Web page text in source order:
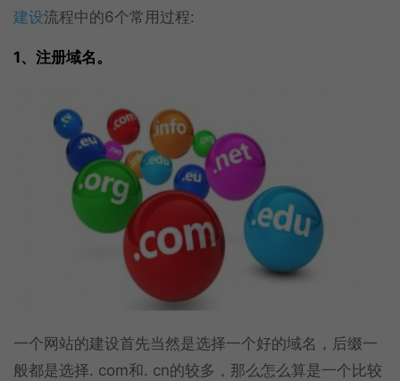
建设流程中的6个常用过程:
1、注册域名。
一个网站的建设首先当然是选择一个好的域名，后缀一
般都是选择. com和. cn的较多，那么怎么算是一个比较